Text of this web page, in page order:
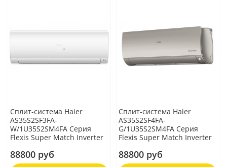
Сплит-система Haier
AS35S2SF3FA-
W/1U35S2SM4FA Серия
Flexis Super Match Inverter
88800 руб
Сплит-система Haier
AS35S2SF4FA-
G/1U35S2SM4FA Серия
Flexis Super Match Inverter
88800 руб